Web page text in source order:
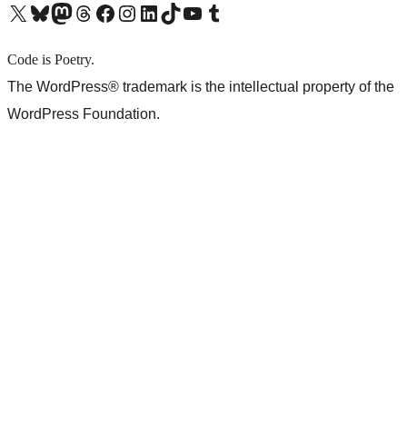
X (旧 Twitter) アカウントへBluesky アカウントへMastodon アカウントへThreads アカウントへ Facebook ページへInstagram アカウントへ LinkedIn アカウントへTikTok アカウントへYouTube チャンネルへ Tumblr アカウントへ
Code is Poetry.
The WordPress® trademark is the intellectual property of the
WordPress Foundation.